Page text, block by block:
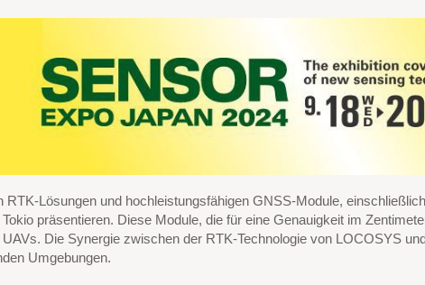
Lösungen und hochleistungsfähigen GNSS-Module,
präsentieren. Diese Module, die für eine Genauigkeit im
Die Synergie zwischen der RTK-Technologie von LOCOSYS
Umgebungen.